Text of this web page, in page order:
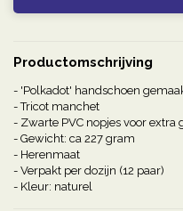
Productomschrijving
- 'Polkadot' handschoen
- Tricot manchet
- Zwarte PVC nopjes voor extra
- Gewicht: ca 227 gram
- Herenmaat
- Verpakt per dozijn (12 paar)
- Kleur: naturel